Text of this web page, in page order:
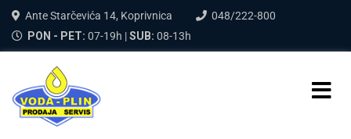
Ante Starčevića 14, Koprivnica
048/222-800
PON - PET: 07-19h |SUB: 08-13h